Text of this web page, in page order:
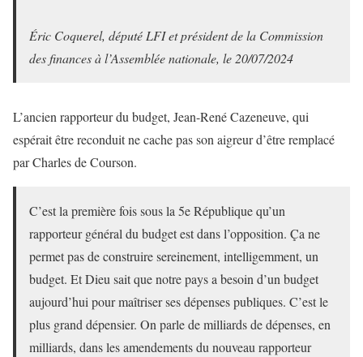
Éric Coquerel, député LFI et président de la Commission
des finances à l’Assemblée nationale, le 20/07/2024
L’ancien rapporteur du budget, Jean-René Cazeneuve, qui
espérait être reconduit ne cache pas son aigreur d’être remplacé
par Charles de Courson.
C’est la première fois sous la 5e République qu’un
rapporteur général du budget est dans l’opposition. Ça ne
permet pas de construire sereinement, intelligemment, un
budget. Et Dieu sait que notre pays a besoin d’un budget
aujourd’hui pour maîtriser ses dépenses publiques. C’est le
plus grand dépensier. On parle de milliards de dépenses, en
milliards, dans les amendements du nouveau rapporteur